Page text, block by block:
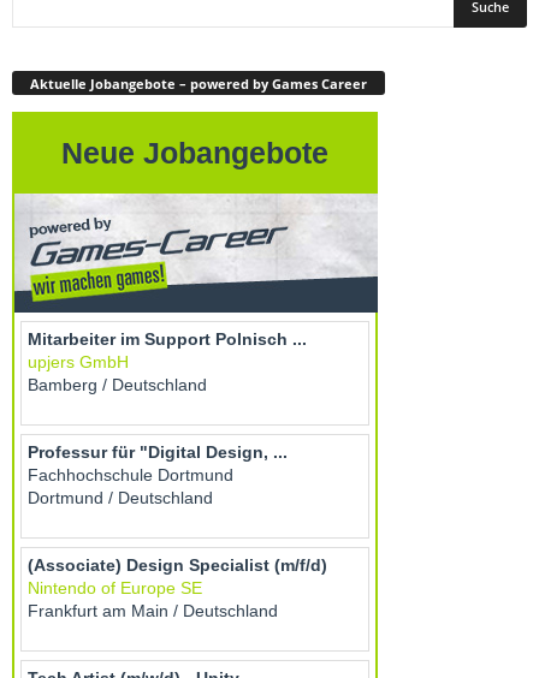
Aktuelle Jobangebote – powered by Games Career